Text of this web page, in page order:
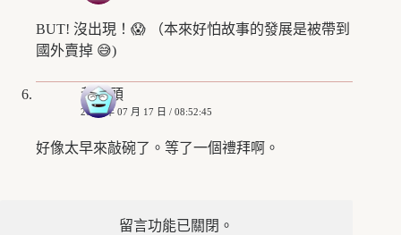
BUT! 沒出現！😱 （本來好怕故事的發展是被帶到
國外賣掉 😅)
黃芋頭
2020 年 07 月 17 日 / 08:52:45
好像太早來敲碗了。等了一個禮拜啊。
留言功能已關閉。